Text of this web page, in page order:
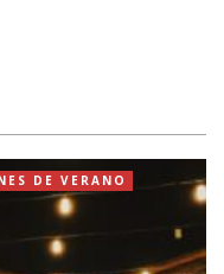
DE VERANO